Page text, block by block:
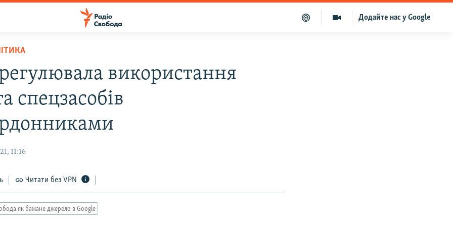
Додайте нас у Google
використання
спецзасобів
11:16
Читати без VPN
як бажане джерело в Google